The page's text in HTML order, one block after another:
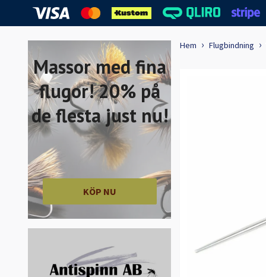
Massor med fina
flugor! 20% på
de flesta just nu!
KÖP NU
Hem Flugbindning